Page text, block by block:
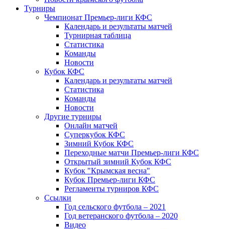
Турниры
Чемпионат Премьер-лиги КФС
Календарь и результаты матчей
Турнирная таблица
Статистика
Команды
Новости
Кубок КФС
Календарь и результаты матчей
Статистика
Команды
Новости
Другие турниры
Онлайн матчей
Суперкубок КФС
Зимний Кубок КФС
Переходные матчи Премьер-лиги КФС
Открытый зимний Кубок КФС
Кубок "Крымская весна"
Кубок Премьер-лиги КФС
Регламенты турниров КФС
Ссылки
Год сельского футбола – 2021
Год ветеранского футбола – 2020
Видео